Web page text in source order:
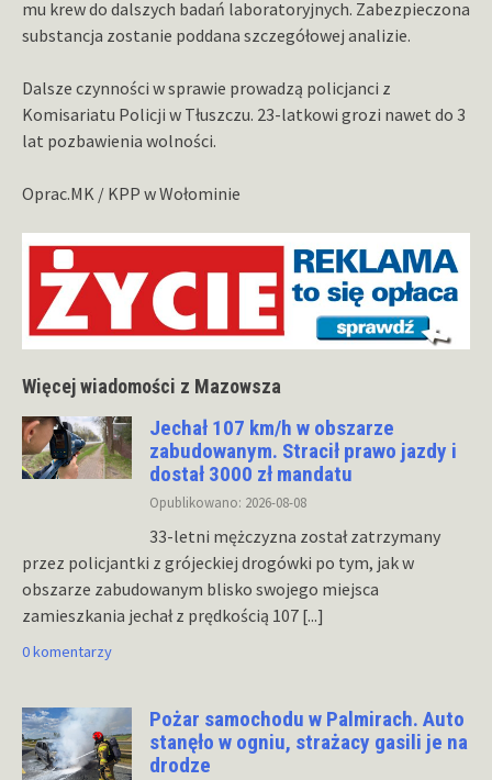
mu krew do dalszych badań laboratoryjnych. Zabezpieczona
substancja zostanie poddana szczegółowej analizie.
Dalsze czynności w sprawie prowadzą policjanci z
Komisariatu Policji w Tłuszczu. 23-latkowi grozi nawet do 3
lat pozbawienia wolności.
Oprac.MK / KPP w Wołominie
Więcej wiadomości z Mazowsza
Jechał 107 km/h w obszarze
zabudowanym. Stracił prawo jazdy i
dostał 3000 zł mandatu
Opublikowano: 2026-08-08
33-letni mężczyzna został zatrzymany
przez policjantki z grójeckiej drogówki po tym, jak w
obszarze zabudowanym blisko swojego miejsca
zamieszkania jechał z prędkością 107 [...]
0 komentarzy
Pożar samochodu w Palmirach. Auto
stanęło w ogniu, strażacy gasili je na
drodze